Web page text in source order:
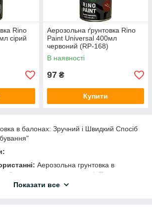
Rino
сірий
Аерозольна ґрунтовка Rino
Paint Universal 400мл
червоний (RP-168)
В наявності
97 ₴
Купити
в балонах: Зручний і Швидкий Спосіб
Аерозольна грунтовка в
проста у використанні. Просто
і готово!
Показати все